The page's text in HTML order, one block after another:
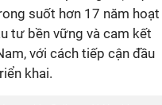
suốt hơn 17 năm hoạt
tư bền vững và cam kết
với cách tiếp cận đầu
khai.